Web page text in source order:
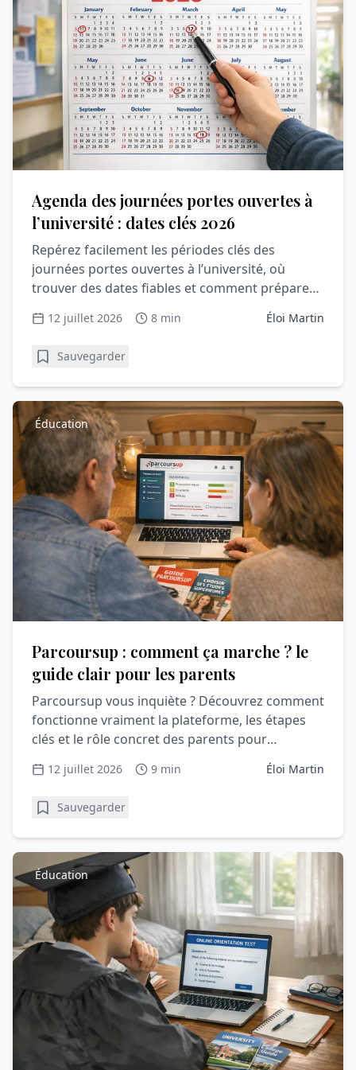
Agenda des journées portes ouvertes à
l’université : dates clés 2026
Repérez facilement les périodes clés des
journées portes ouvertes à l’université, où
trouver des dates fiables et comment préparer
12 juillet 2026 8 min Éloi Martin
Sauvegarder
Éducation
Parcoursup : comment ça marche ? le
guide clair pour les parents
Parcoursup vous inquiète ? Découvrez comment
fonctionne vraiment la plateforme, les étapes
clés et le rôle concret des parents pour
accompagner sereinement votre lycéen.
12 juillet 2026 9 min Éloi Martin
Sauvegarder
Éducation